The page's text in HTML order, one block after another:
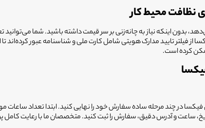
نظافت محیط کار
اینکه نیاز به چانه‌زنی بر سر قیمت داشته باشید. شما می‌توانید
فیلتر تایید مدارک هویتی شامل کارت ملی و شناسنامه عبور
در چند مرحله ساده سفارش خود را نهایی کنید. ابتدا تعداد ساعات
ساعت و آدرس دقیق، سفارش را ثبت کنید. متخصصان ما با رعایت کامل